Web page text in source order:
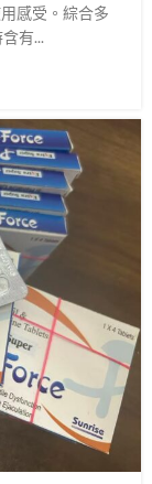
感受。綜合多
有...